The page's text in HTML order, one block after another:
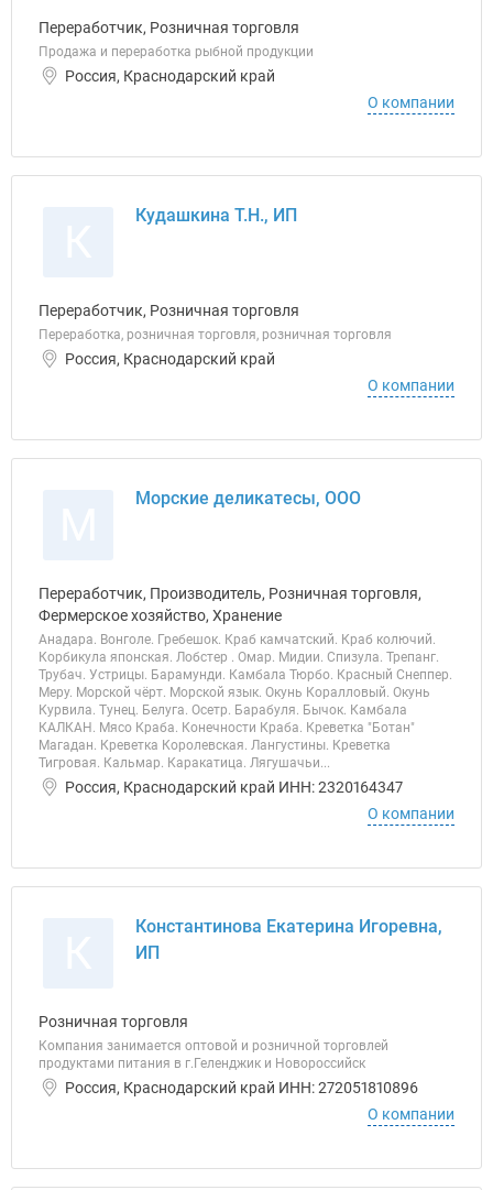
Переработчик, Розничная торговля
Продажа и переработка рыбной продукции
Россия, Краснодарский край
О компании
Кудашкина Т.Н., ИП
Переработчик, Розничная торговля
Переработка, розничная торговля, розничная торговля
Россия, Краснодарский край
О компании
Морские деликатесы, ООО
Переработчик, Производитель, Розничная торговля,
Фермерское хозяйство, Хранение
Анадара. Вонголе. Гребешок. Краб камчатский. Краб колючий.
Корбикула японская. Лобстер . Омар. Мидии. Спизула. Трепанг.
Трубач. Устрицы. Барамунди. Камбала Тюрбо. Красный Снеппер.
Меру. Морской чёрт. Морской язык. Окунь Коралловый. Окунь
Курвила. Тунец. Белуга. Осетр. Барабуля. Бычок. Камбала
КАЛКАН. Мясо Краба. Конечности Краба. Креветка "Ботан"
Магадан. Креветка Королевская. Лангустины. Креветка
Тигровая. Кальмар. Каракатица. Лягушачьи...
Россия, Краснодарский край ИНН: 2320164347
О компании
Константинова Екатерина Игоревна,
ИП
Розничная торговля
Компания занимается оптовой и розничной торговлей
продуктами питания в г.Геленджик и Новороссийск
Россия, Краснодарский край ИНН: 272051810896
О компании